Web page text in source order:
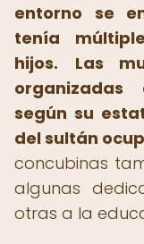
entorno se
tenía
hijos.
Las
según su
del sultán
concubinas
algunas
otras a la